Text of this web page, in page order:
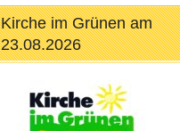
Kirche im Grünen am
23.08.2026